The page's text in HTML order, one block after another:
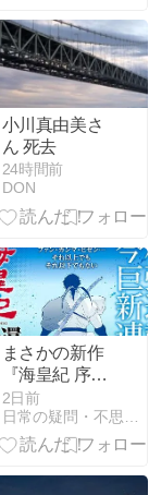
小川真由美さ
ん 死去
24時間前
DON
まさかの新作
『海皇紀 序
伝・起』が超
楽しみ！月マ
ガ10月号より
2日前